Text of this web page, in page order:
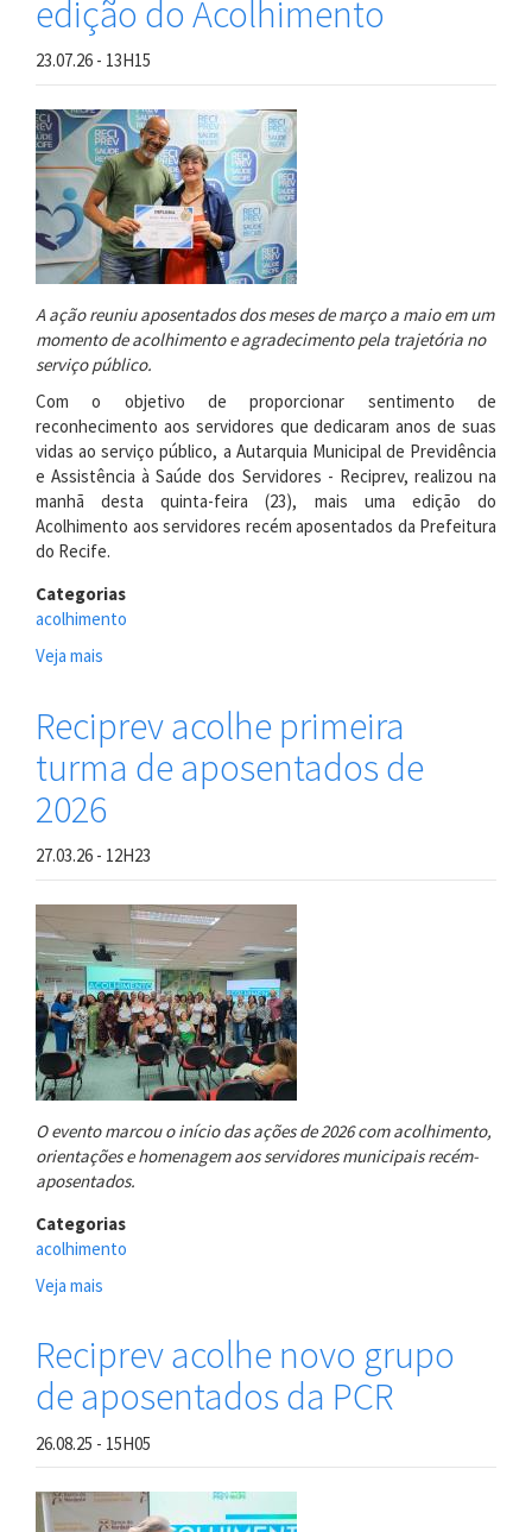
edição do Acolhimento
23.07.26 - 13H15
A ação reuniu aposentados dos meses de março a maio em um
momento de acolhimento e agradecimento pela trajetória no
serviço público.
Com o objetivo de proporcionar sentimento de
reconhecimento aos servidores que dedicaram anos de suas
vidas ao serviço público, a Autarquia Municipal de Previdência
e Assistência à Saúde dos Servidores - Reciprev, realizou na
manhã desta quinta-feira (23), mais uma edição do
Acolhimento aos servidores recém aposentados da Prefeitura
do Recife.
Categorias
acolhimento
Veja mais
servidores
recém-
aposentados
em
uma
edição
do
Acolhimento
Reciprev acolhe primeira
turma de aposentados de
2026
27.03.26 - 12H23
O evento marcou o início das ações de 2026 com acolhimento,
orientações e homenagem aos servidores municipais recém-
aposentados.
Categorias
acolhimento
Veja mais
primeira
de
aposentados
Reciprev acolhe novo grupo
de aposentados da PCR
26.08.25 - 15H05